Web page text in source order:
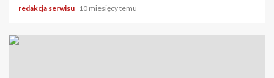
redakcja serwisu 10 miesięcy temu